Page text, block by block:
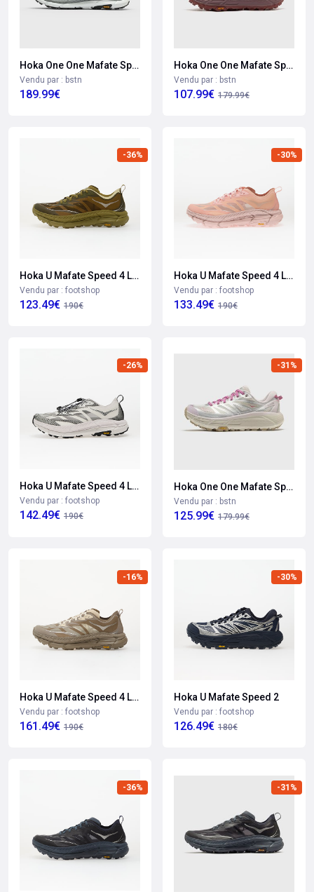
Hoka One One Mafate Speed 4 Lite
Vendu par : bstn
189.99€
Hoka One One Mafate Speed 2
Vendu par : bstn
107.99€ 179.99€
-36%
Hoka U Mafate Speed 4 Liteild Rye/ Pampas Grass Eur 41 1/3
Vendu par : footshop
123.49€ 190€
-30%
Hoka U Mafate Speed 4 Lite
Vendu par : footshop
133.49€ 190€
-26%
Hoka U Mafate Speed 4 Lite Tshite/ Black Eur 42
Vendu par : footshop
142.49€ 190€
-31%
Hoka One One Mafate Speed 2
Vendu par : bstn
125.99€ 179.99€
-16%
Hoka U Mafate Speed 4 Lite
Vendu par : footshop
161.49€ 190€
-30%
Hoka U Mafate Speed 2
Vendu par : footshop
126.49€ 180€
-36% -31%